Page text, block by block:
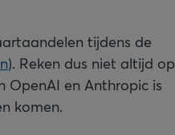
tijdens de
). Reken dus niet altijd op
OpenAI en Anthropic is
komen.